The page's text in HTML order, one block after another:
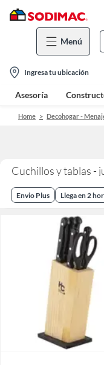
Menú
location-
icon
Ingresa tu ubicación
Asesoría
Home Decohogar -
Cuchillos y tablas
Envio Plus Llega en 2